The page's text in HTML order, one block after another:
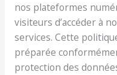
nos plateformes
visiteurs d’accéder à
services. Cette
préparée
protection des